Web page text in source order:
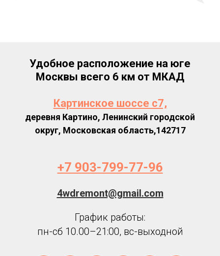
Удобное расположение на юге
Москвы всего 6 км от МКАД
Картинское шоссе с7,
деревня Картино, Ленинский городской
округ, Московская область,142717
+7 903-799-77-96
4wdremont@gmail.com
График работы:
пн-сб 10.00–21:00, вс-выходной